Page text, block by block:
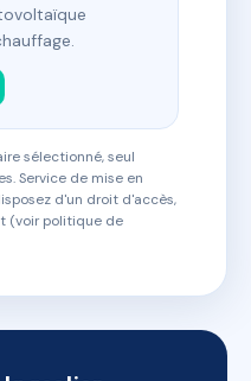
sélectionné, seul
Service de mise en
d'un droit d'accès,
(voir politique de